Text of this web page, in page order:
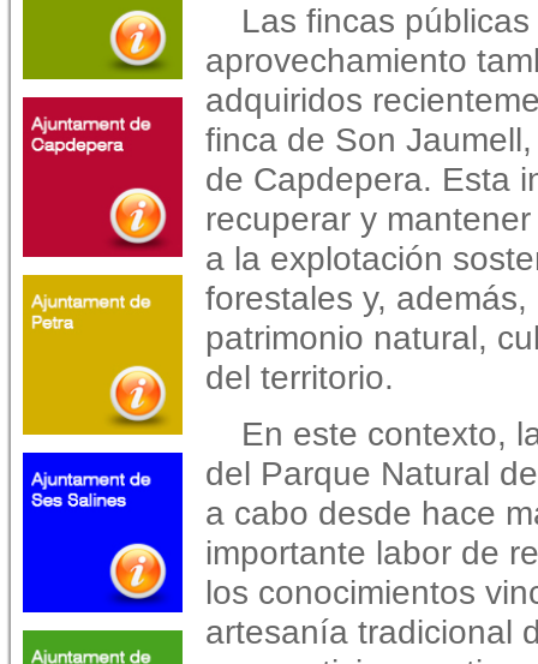
Las fincas
aprovechamiento
adquiridos
finca de Son
de Capdepera. Esta
recuperar y
a la explotación
forestales y,
patrimonio natural,
del territorio.
En este contexto,
del Parque Natural
a cabo desde hace
importante labor de
los conocimientos
artesanía tradicional